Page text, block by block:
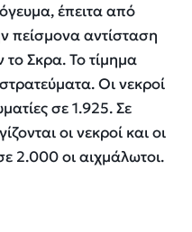
έπειτα από
πείσμονα αντίσταση
Σκρα. Το τίμημα
Οι νεκροί
σε 1.925. Σε
οι νεκροί και οι
2.000 οι αιχμάλωτοι.